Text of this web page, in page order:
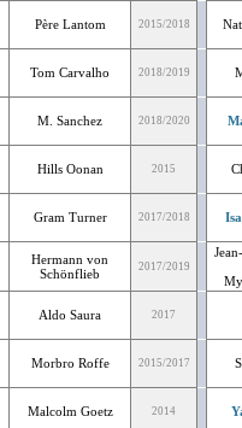
Père Lantom 2015/2018
Tom Carvalho 2018/2019
M. Sanchez 2018/2020
Hills Oonan 2015
Gram Turner 2017/2018
Hermann von
Schönflieb
2017/2019
Aldo Saura 2017
Morbro Roffe 2015/2017
Malcolm Goetz 2014